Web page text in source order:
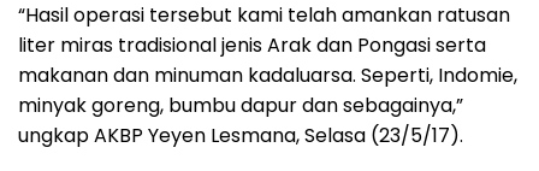
“Hasil operasi tersebut kami telah amankan ratusan
liter miras tradisional jenis Arak dan Pongasi serta
makanan dan minuman kadaluarsa. Seperti, Indomie,
minyak goreng, bumbu dapur dan sebagainya,”
ungkap AKBP Yeyen Lesmana, Selasa (23/5/17).